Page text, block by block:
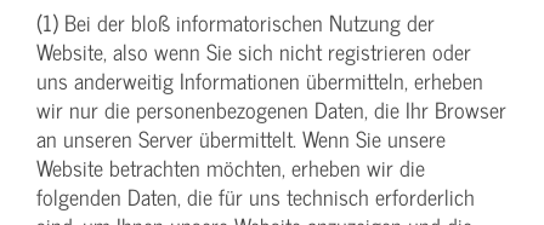
(1) Bei der bloß informatorischen Nutzung der
Website, also wenn Sie sich nicht registrieren oder
uns anderweitig Informationen übermitteln, erheben
wir nur die personenbezogenen Daten, die Ihr Browser
an unseren Server übermittelt. Wenn Sie unsere
Website betrachten möchten, erheben wir die
folgenden Daten, die für uns technisch erforderlich